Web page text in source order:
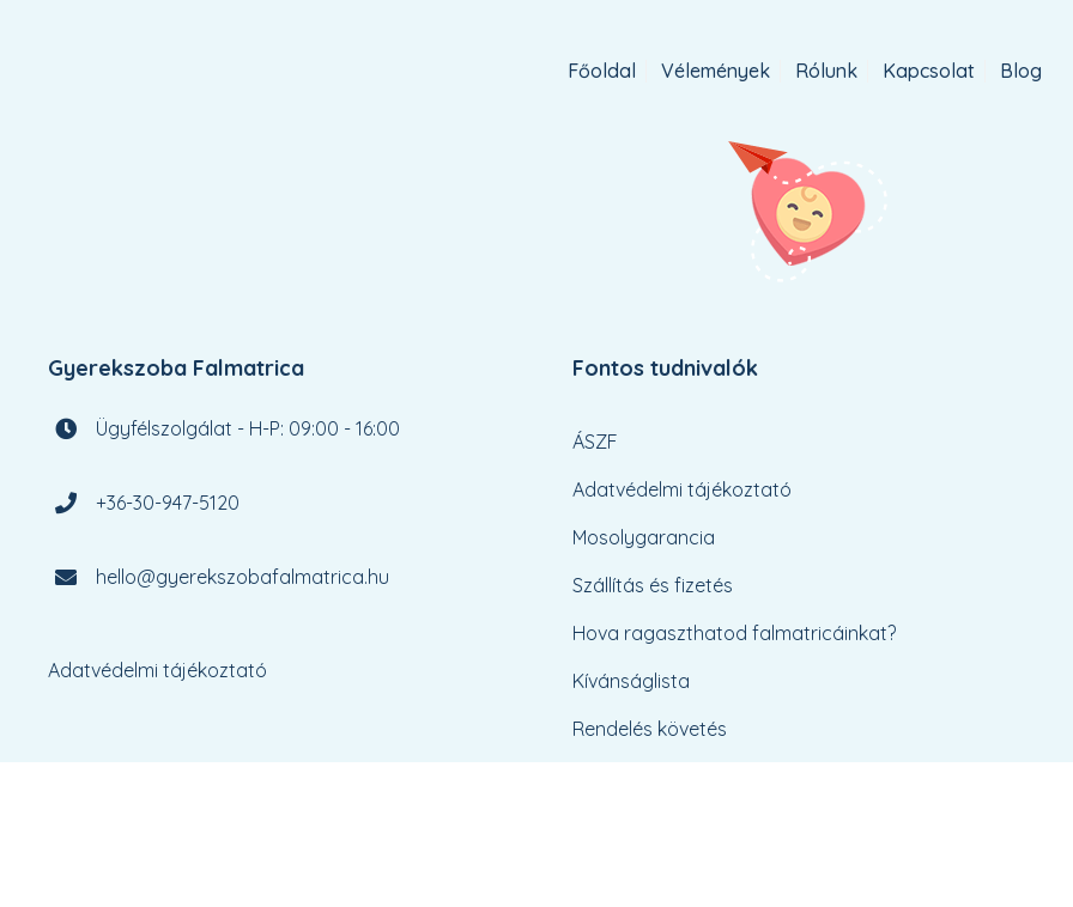
Főoldal Vélemények Rólunk Kapcsolat Blog
Gyerekszoba Falmatrica
Ügyfélszolgálat - H-P: 09:00 - 16:00
+36-30-947-5120
hello@gyerekszobafalmatrica.hu
Adatvédelmi tájékoztató
Fontos tudnivalók
ÁSZF
Adatvédelmi tájékoztató
Mosolygarancia
Szállítás és fizetés
Hova ragaszthatod falmatricáinkat?
Kívánságlista
Rendelés követés